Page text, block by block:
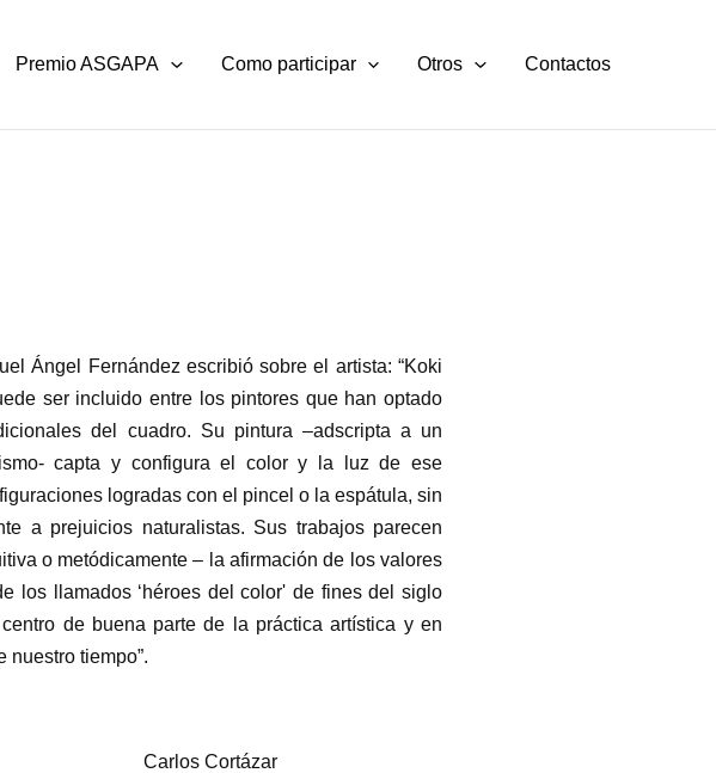
Premio ASGAPA Como participar Otros Contactos
Ángel Fernández escribió sobre el artista: “Koki
ser incluido entre los pintores que han optado
del cuadro. Su pintura –adscripta a un
capta y configura el color y la luz de ese
logradas con el pincel o la espátula, sin
a prejuicios naturalistas. Sus trabajos parecen
o metódicamente – la afirmación de los valores
los llamados ‘héroes del color' de fines del siglo
de buena parte de la práctica artística y en
nuestro tiempo”.
Carlos Cortázar